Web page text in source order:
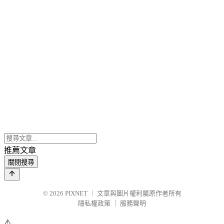
推薦文章
關閉搜尋
© 2026 PIXNET
文章與圖片權利屬原作者所有
隱私權政策
服務聲明
⚠️